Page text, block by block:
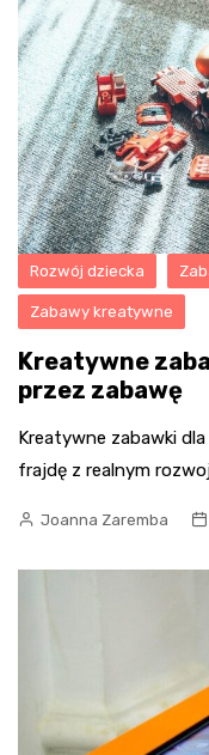
Rozwój dziecka
Zabawy kreatywne
Kreatywne
przez zabawę
Kreatywne zabawki
frajdę z realnym
Joanna Zaremba